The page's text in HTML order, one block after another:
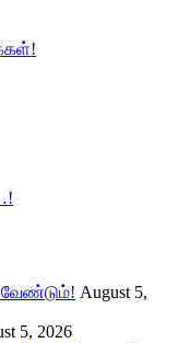
August 5,
5, 2026